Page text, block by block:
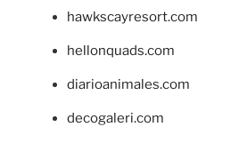
hawkscayresort.com
hellonquads.com
diarioanimales.com
decogaleri.com